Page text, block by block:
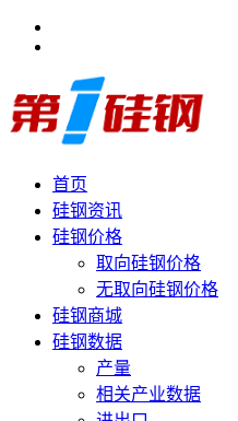
首页
硅钢资讯
硅钢价格
取向硅钢价格
无取向硅钢价格
硅钢商城
硅钢数据
产量
相关产业数据